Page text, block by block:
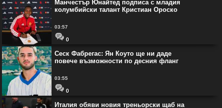
Манчестър Юнайтед подписа с младия
колумбийски талант Кристиан Ороско
03:57
0
Сеск Фабрегас: Ян Коуто ще ни даде
повече възможности по десния фланг
03:55
0
Италия обяви новия треньорски щаб на